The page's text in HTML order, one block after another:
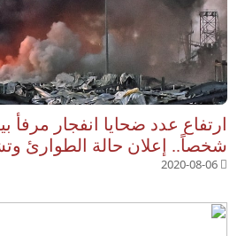
شخصاً.. إعلان حالة الطوارئ
2020-08-06